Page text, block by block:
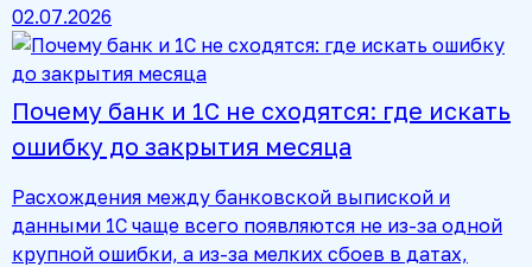
02.07.2026
Почему банк и 1С не сходятся: где искать
ошибку до закрытия месяца
Расхождения между банковской выпиской и
данными 1С чаще всего появляются не из-за одной
крупной ошибки, а из-за мелких сбоев в датах,